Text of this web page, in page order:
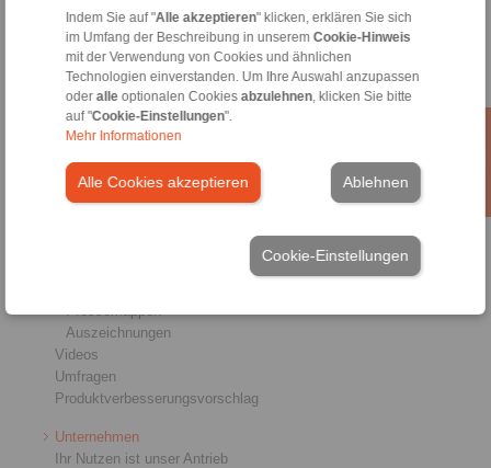
Indem Sie auf "Alle akzeptieren" klicken, erklären Sie sich
im Umfang der Beschreibung in unserem Cookie-Hinweis
mit der Verwendung von Cookies und ähnlichen
Technologien einverstanden. Um Ihre Auswahl anzupassen
oder alleoptionalen Cookies abzulehnen, klicken Sie bitte
auf "Cookie-Einstellungen".
Mehr Informationen
Alle Cookies akzeptieren Ablehnen
Cookie-Einstellungen
Präzisionskupplungen
Präzisions-Spannzeuge
RCS® Fernbetätigungen
Branchen
Service
Produktkataloge
Broschüren
Einbau- und Betriebsanleitungen
Pressemappen
Auszeichnungen
Videos
Umfragen
Produktverbesserungsvorschlag
Unternehmen
Ihr Nutzen ist unser Antrieb